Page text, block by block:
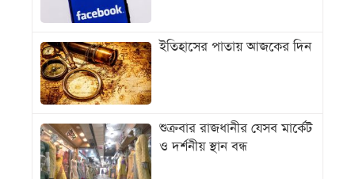
ইতিহাসের পাতায় আজকের দিন
শুক্রবার রাজধানীর যেসব মার্কেট
ও দর্শনীয় স্থান বন্ধ